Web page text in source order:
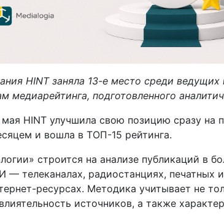
HINT заняла 13-е место среди ведущих
медиарейтинга, подготовленного
HINT улучшила свою позицию сразу на
и вошла в ТОП-15 рейтинга.
строится на анализе публикаций в
— телеканалах, радиостанциях, печатных
ресурсах. Методика учитывает не
источников, а также